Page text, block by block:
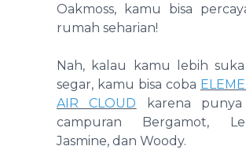
Oakmoss, kamu bisa
rumah seharian!
Nah, kalau kamu lebih
segar, kamu bisa coba
AIR CLOUD karena
campuran Bergamot,
Jasmine, dan Woody.